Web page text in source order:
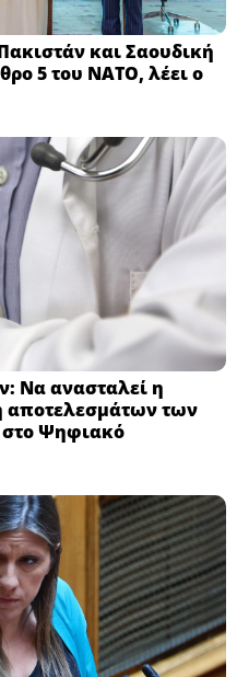
και Σαουδική
5 του ΝΑΤΟ, λέει ο
Να ανασταλεί η
αποτελεσμάτων των
Ψηφιακό